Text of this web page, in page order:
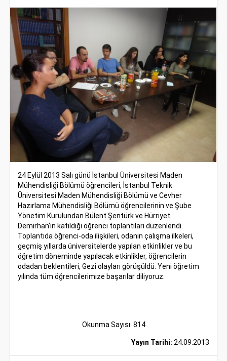
24 Eylül 2013 Salı günü İstanbul Üniversitesi Maden
Mühendisliği Bölümü öğrencileri, İstanbul Teknik
Üniversitesi Maden Mühendisliği Bölümü ve Cevher
Hazırlama Mühendisliği Bölümü öğrencilerinin ve Şube
Yönetim Kurulundan Bülent Şentürk ve Hürriyet
Demirhan‘ın katıldığı öğrenci toplantıları düzenlendi.
Toplantıda öğrenci-oda ilişkileri, odanın çalışma ilkeleri,
geçmiş yıllarda üniversitelerde yapılan etkinlikler ve bu
öğretim döneminde yapılacak etkinlikler, öğrencilerin
odadan beklentileri, Gezi olayları görüşüldü. Yeni öğretim
yılında tüm öğrencilerimize başarılar diliyoruz.
Okunma Sayısı: 814
Yayın Tarihi: 24.09.2013